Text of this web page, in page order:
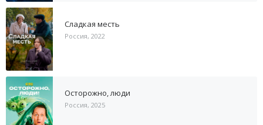
Сладкая месть
Россия, 2022
Осторожно, люди
Россия, 2025